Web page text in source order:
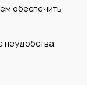
обеспечить
неудобства.